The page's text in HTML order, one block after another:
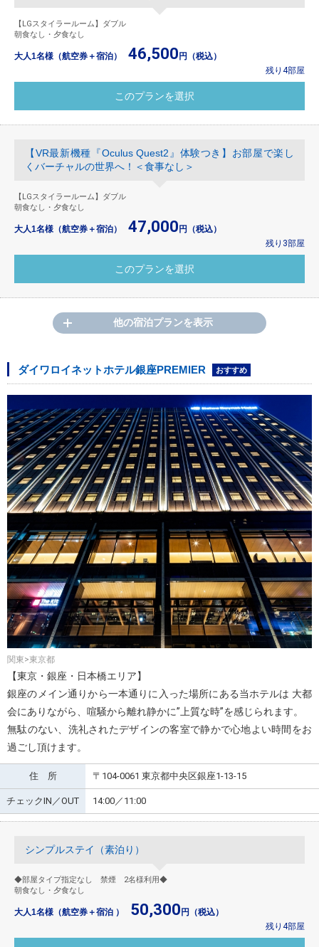
【LGスタイラールーム】ダブル
朝食なし・夕食なし
大人1名様（航空券＋宿泊） 46,500円（税込）
残り4部屋
【VR最新機種『Oculus Quest2』体験つき】お部屋で楽し
くバーチャルの世界へ！＜食事なし＞
【LGスタイラールーム】ダブル
朝食なし・夕食なし
大人1名様（航空券＋宿泊） 47,000円（税込）
残り3部屋
他の宿泊プランを表示
ダイワロイネットホテル銀座PREMIER おすすめ
関東>東京都
【東京・銀座・日本橋エリア】
銀座のメイン通りから一本通りに入った場所にある当ホテルは 大都
会にありながら、喧騒から離れ静かに”上質な時”を感じられます。
無駄のない、洗礼されたデザインの客室で静かで心地よい時間をお
過ごし頂けます。
住 所 〒104-0061 東京都中央区銀座1-13-15
チェックIN／OUT 14:00／11:00
シンプルステイ（素泊り）
◆部屋タイプ指定なし 禁煙 2名様利用◆
朝食なし・夕食なし
大人1名様（航空券＋宿泊 ） 50,300 円（税込）
残り4部屋